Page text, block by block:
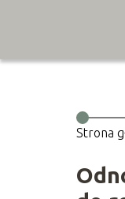
Strona